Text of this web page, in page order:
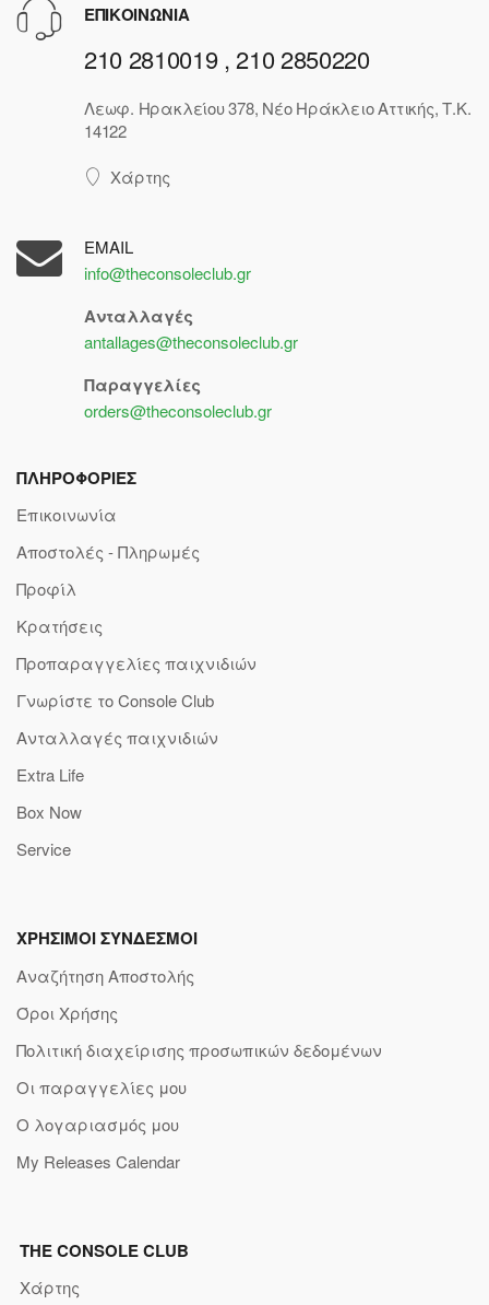
ΕΠΙΚΟΙΝΩΝΙΑ
210 2810019 , 210 2850220
Λεωφ. Ηρακλείου 378, Νέο Ηράκλειο Αττικής, Τ.Κ.
14122
Χάρτης
EMAIL
info@theconsoleclub.gr
Ανταλλαγές
antallages@theconsoleclub.gr
Παραγγελίες
orders@theconsoleclub.gr
ΠΛΗΡΟΦΟΡΙΕΣ
Επικοινωνία
Αποστολές - Πληρωμές
Προφίλ
Κρατήσεις
Προπαραγγελίες παιχνιδιών
Γνωρίστε το Console Club
Ανταλλαγές παιχνιδιών
Extra Life
Box Now
Service
ΧΡΗΣΙΜΟΙ ΣΥΝΔΕΣΜΟΙ
Αναζήτηση Αποστολής
Όροι Χρήσης
Πολιτική διαχείρισης προσωπικών δεδομένων
Οι παραγγελίες μου
Ο λογαριασμός μου
My Releases Calendar
THE CONSOLE CLUB
Χάρτης